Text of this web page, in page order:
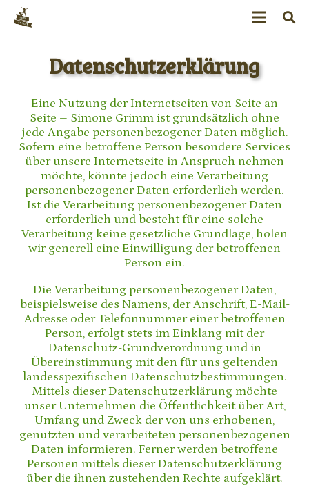
Datenschutzerklärung
Eine Nutzung der Internetseiten von Seite an
Seite – Simone Grimm ist grundsätzlich ohne
jede Angabe personenbezogener Daten möglich.
Sofern eine betroffene Person besondere Services
über unsere Internetseite in Anspruch nehmen
möchte, könnte jedoch eine Verarbeitung
personenbezogener Daten erforderlich werden.
Ist die Verarbeitung personenbezogener Daten
erforderlich und besteht für eine solche
Verarbeitung keine gesetzliche Grundlage, holen
wir generell eine Einwilligung der betroffenen
Person ein.
Die Verarbeitung personenbezogener Daten,
beispielsweise des Namens, der Anschrift, E-Mail-
Adresse oder Telefonnummer einer betroffenen
Person, erfolgt stets im Einklang mit der
Datenschutz-Grundverordnung und in
Übereinstimmung mit den für uns geltenden
landesspezifischen Datenschutzbestimmungen.
Mittels dieser Datenschutzerklärung möchte
unser Unternehmen die Öffentlichkeit über Art,
Umfang und Zweck der von uns erhobenen,
genutzten und verarbeiteten personenbezogenen
Daten informieren. Ferner werden betroffene
Personen mittels dieser Datenschutzerklärung
über die ihnen zustehenden Rechte aufgeklärt.